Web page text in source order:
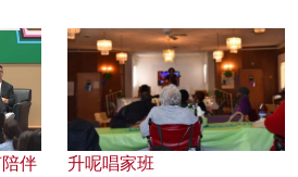
伴
升呢唱家班